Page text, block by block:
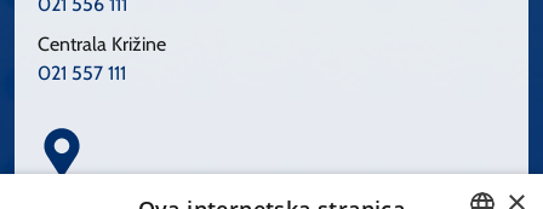
Centrala Križine
021 557 111
Spinčićeva 1, 21000 Split ×